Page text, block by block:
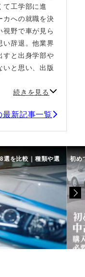
て工学部に進
カへの就職を決
野で車が見ら
い辞退。他業界
すと出身学部や
いと思い、出版
続きを見る
新記事一覧
選を比較｜種類や選 初め